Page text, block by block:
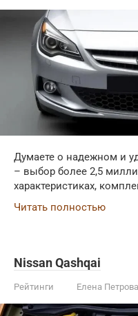
Думаете о надежном и
– выбор более 2,5
характеристиках,
Читать полностью
Nissan Qashqai
Рейтинги Елена Петрова